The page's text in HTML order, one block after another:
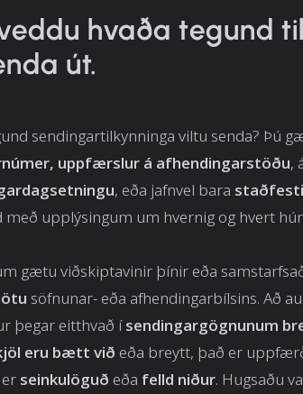
hvaða tegund
út.
sendingartilkynninga viltu senda? Þú
uppfærslur á afhendingarstöðu,
, eða jafnvel bara
með upplýsingum um hvernig og hvert
gætu viðskiptavinir þínir eða
söfnunar- eða afhendingarbílsins. Að
þegar eitthvað ísendingargögnunum
eru bætt við eða breytt, það er
seinkulöguð eða felld niður. Hugsaðu